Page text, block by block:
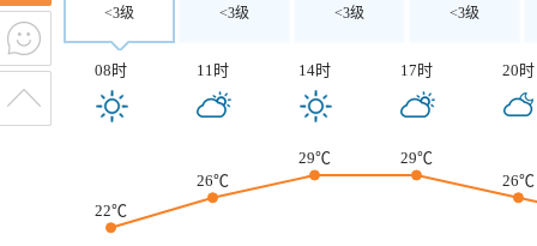
<3级 <3级 <3级 <3级
08时 11时 14时 17时 20时
22℃
26℃
29℃
29℃
26℃